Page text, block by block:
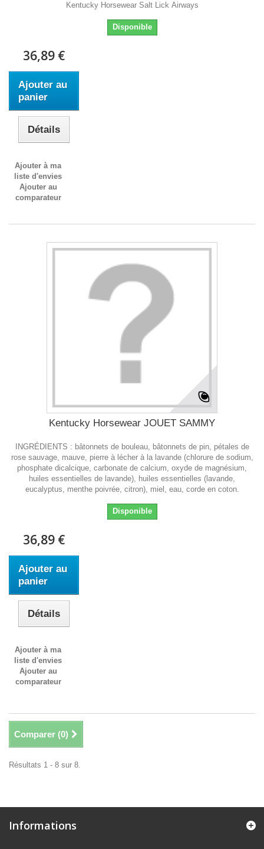
Kentucky Horsewear Salt Lick Airways
Disponible
36,89 €
Ajouter au
panier
Détails
Ajouter à ma
liste d'envies
Ajouter au
comparateur
Kentucky Horsewear JOUET SAMMY
INGRÉDIENTS : bâtonnets de bouleau, bâtonnets de pin, pétales de
rose sauvage, mauve, pierre à lécher à la lavande (chlorure de sodium,
phosphate dicalcique, carbonate de calcium, oxyde de magnésium,
huiles essentielles de lavande), huiles essentielles (lavande,
eucalyptus, menthe poivrée, citron), miel, eau, corde en coton.
Disponible
36,89 €
Ajouter au
panier
Détails
Ajouter à ma
liste d'envies
Ajouter au
comparateur
Comparer (0)
Résultats 1 - 8 sur 8.
Informations